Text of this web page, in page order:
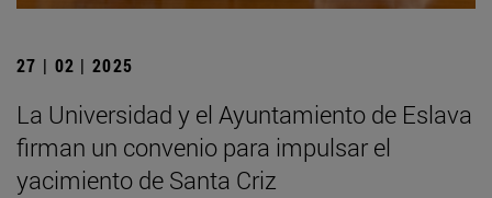
27 | 02 | 2025
La Universidad y el Ayuntamiento de Eslava
firman un convenio para impulsar el
yacimiento de Santa Criz